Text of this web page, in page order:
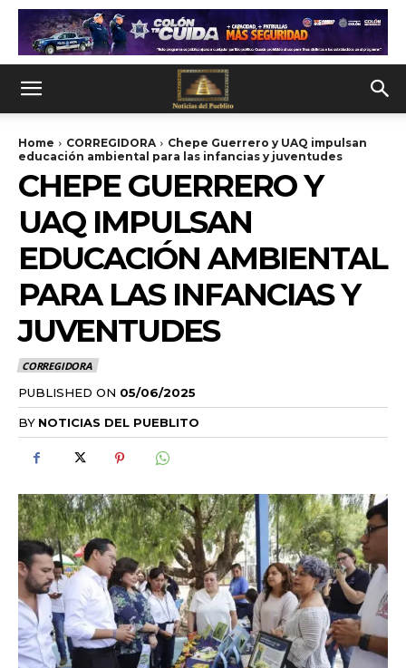
Home CORREGIDORA
Chepe Guerrero y UAQ impulsan
educación ambiental para las infancias y juventudes
CHEPE GUERRERO Y
UAQ IMPULSAN
EDUCACIÓN AMBIENTAL
PARA LAS INFANCIAS Y
JUVENTUDES
CORREGIDORA
PUBLISHED ON 05/06/2025
BY NOTICIAS DEL PUEBLITO